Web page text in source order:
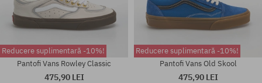
Reducere suplimentară -10%!
Pantofi Vans Rowley Classic
475,90 LEI
Reducere suplimentară -10%!
Pantofi Vans Old Skool
475,90 LEI